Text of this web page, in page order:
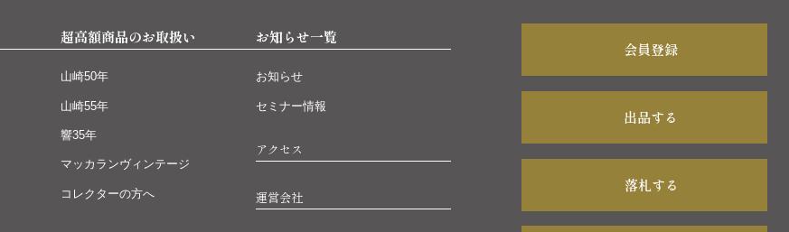
超高額商品のお取扱い
山崎50年
山崎55年
響35年
マッカランヴィンテージ
コレクターの方へ
お知らせ一覧
お知らせ
セミナー情報
アクセス
運営会社
会員登録
出品する
落札する